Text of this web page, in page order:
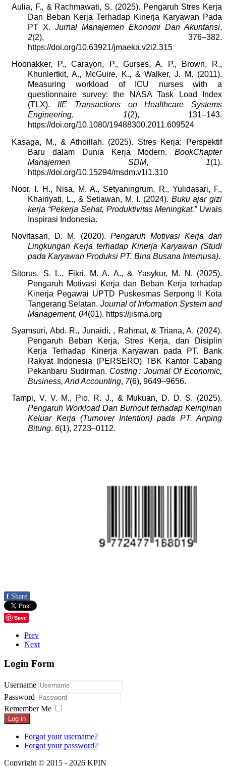
Aulia, F., & Rachmawati, S. (2025). Pengaruh Stres Kerja
Dan Beban Kerja Terhadap Kinerja Karyawan Pada
PT X.Jurnal Manajemen Ekonomi Dan Akuntansi,
2(2), 376–382.
https://doi.org/10.63921/jmaeka.v2i2.315
Hoonakker, P., Carayon, P., Gurses, A. P., Brown, R.,
Khunlertkit, A., McGuire, K., & Walker, J. M. (2011).
Measuring workload of ICU nurses with a
questionnaire survey: the NASA Task Load Index
(TLX).IIE Transactions on Healthcare Systems
Engineering, 1(2), 131–143.
https://doi.org/10.1080/19488300.2011.609524
Kasaga, M., & Athoillah. (2025). Stres Kerja: Perspektif
Baru dalam Dunia Kerja Modern. BookChapter
Manajemen SDM, 1(1).
https://doi.org/10.15294/msdm.v1i1.310
Noor, I. H., Nisa, M. A., Setyaningrum, R., Yulidasari, F.,
Khairiyati, L., & Setiawan, M. I. (2024). Buku ajar gizi
kerja “Pekerja Sehat, Produktivitas Meningkat.”Uwais
Inspirasi Indonesia.
Novitasari, D. M. (2020). Pengaruh Motivasi Kerja dan
Lingkungan Kerja terhadap Kinerja Karyawan (Studi
pada Karyawan Produksi PT. Bina Busana Internusa).
Sitorus, S. L., Fikri, M. A. A., & Yasykur, M. N. (2025).
Pengaruh Motivasi Kerja dan Beban Kerja terhadap
Kinerja Pegawai UPTD Puskesmas Serpong II Kota
Tangerang Selatan. Journal of Information System and
Management,04(01). https://jisma.org
Syamsuri, Abd. R., Junaidi, , Rahmat, & Triana, A. (2024).
Pengaruh Beban Kerja, Stres Kerja, dan Disiplin
Kerja Terhadap Kinerja Karyawan pada PT. Bank
Rakyat Indonesia (PERSERO) TBK Kantor Cabang
Pekanbaru Sudirman. Costing : Journal Of Economic,
Business, And Accounting, 7(6), 9649–9656.
Tampi, V. V. M., Pio, R. J., & Mukuan, D. D. S. (2025).
Pengaruh Workload Dan Burnout terhadap Keinginan
Keluar Kerja (Turnover Intention) pada PT. Anping
Bitung. 6(1), 2723–0112.
f Share
Save
Prev
Next
Login Form
Username
Password
Remember Me
Log in
Forgot your username?
Forgot your password?
Copyright © 2015 - 2026 KPIN